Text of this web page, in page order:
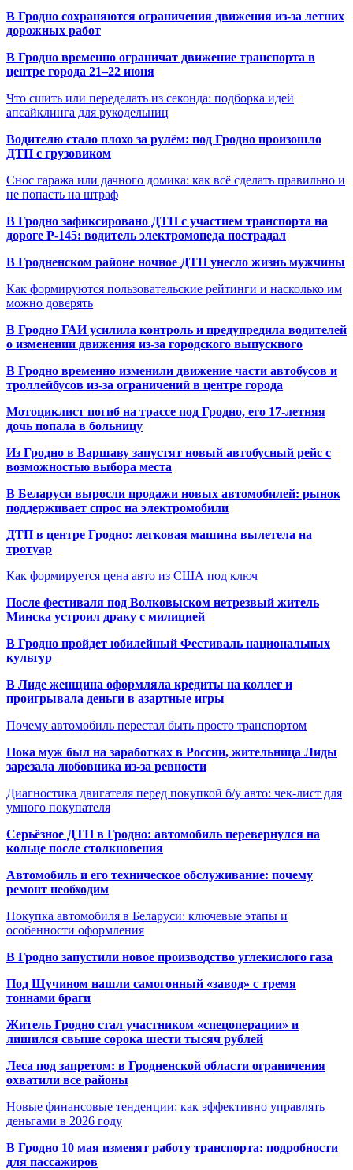
В Гродно сохраняются ограничения движения из-за летних
дорожных работ
В Гродно временно ограничат движение транспорта в
центре города 21–22 июня
Что сшить или переделать из секонда: подборка идей
апсайклинга для рукодельниц
Водителю стало плохо за рулём: под Гродно произошло
ДТП с грузовиком
Снос гаража или дачного домика: как всё сделать правильно и
не попасть на штраф
В Гродно зафиксировано ДТП с участием транспорта на
дороге Р-145: водитель электромопеда пострадал
В Гродненском районе ночное ДТП унесло жизнь мужчины
Как формируются пользовательские рейтинги и насколько им
можно доверять
В Гродно ГАИ усилила контроль и предупредила водителей
о изменении движения из-за городского выпускного
В Гродно временно изменили движение части автобусов и
троллейбусов из-за ограничений в центре города
Мотоциклист погиб на трассе под Гродно, его 17-летняя
дочь попала в больницу
Из Гродно в Варшаву запустят новый автобусный рейс с
возможностью выбора места
В Беларуси выросли продажи новых автомобилей: рынок
поддерживает спрос на электромобили
ДТП в центре Гродно: легковая машина вылетела на
тротуар
Как формируется цена авто из США под ключ
После фестиваля под Волковыском нетрезвый житель
Минска устроил драку с милицией
В Гродно пройдет юбилейный Фестиваль национальных
культур
В Лиде женщина оформляла кредиты на коллег и
проигрывала деньги в азартные игры
Почему автомобиль перестал быть просто транспортом
Пока муж был на заработках в России, жительница Лиды
зарезала любовника из-за ревности
Диагностика двигателя перед покупкой б/у авто: чек-лист для
умного покупателя
Серьёзное ДТП в Гродно: автомобиль перевернулся на
кольце после столкновения
Автомобиль и его техническое обслуживание: почему
ремонт необходим
Покупка автомобиля в Беларуси: ключевые этапы и
особенности оформления
В Гродно запустили новое производство углекислого газа
Под Щучином нашли самогонный «завод» с тремя
тоннами браги
Житель Гродно стал участником «спецоперации» и
лишился свыше сорока шести тысяч рублей
Леса под запретом: в Гродненской области ограничения
охватили все районы
Новые финансовые тенденции: как эффективно управлять
деньгами в 2026 году
В Гродно 10 мая изменят работу транспорта: подробности
для пассажиров